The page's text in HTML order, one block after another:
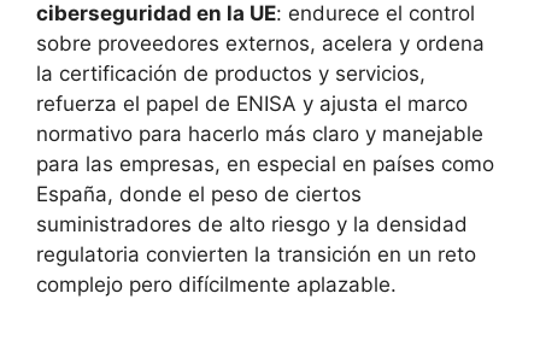
ciberseguridad en la UE: endurece el control
sobre proveedores externos, acelera y ordena
la certificación de productos y servicios,
refuerza el papel de ENISA y ajusta el marco
normativo para hacerlo más claro y manejable
para las empresas, en especial en países como
España, donde el peso de ciertos
suministradores de alto riesgo y la densidad
regulatoria convierten la transición en un reto
complejo pero difícilmente aplazable.